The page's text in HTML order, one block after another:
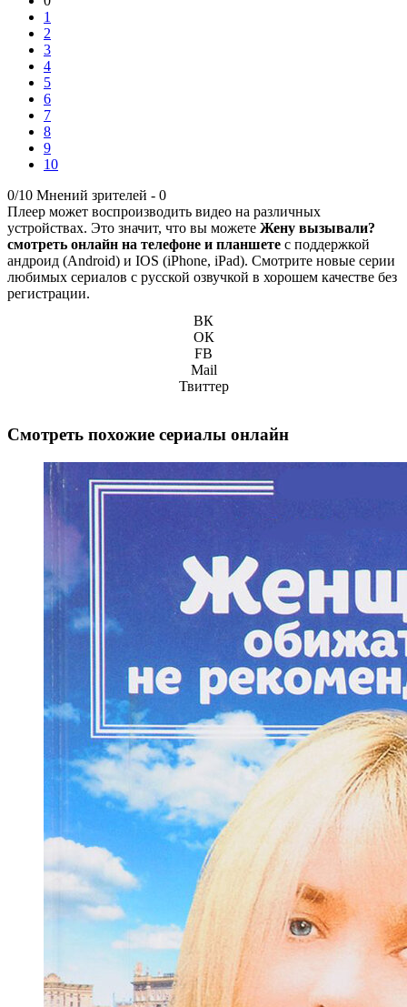
1
2
3
4
5
6
7
8
9
10
0/10 Мнений зрителей - 0
Плеер может воспроизводить видео на различных
устройствах. Это значит, что вы можете Жену вызывали?
смотреть онлайн на телефоне и планшете с поддержкой
андроид (Android) и IOS (iPhone, iPad). Смотрите новые серии
любимых сериалов с русской озвучкой в хорошем качестве без
регистрации.
ВК
ОК
FB
Mail
Твиттер
Смотреть похожие сериалы онлайн